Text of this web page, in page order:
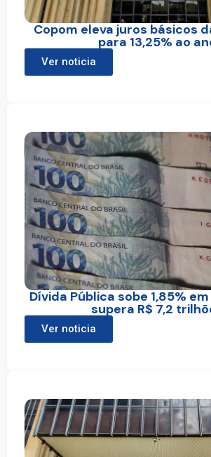
Copom eleva juros básicos
para 13,25% ao
Ver noticia
Dívida Pública sobe 1,85%
supera R$ 7,2
Ver noticia